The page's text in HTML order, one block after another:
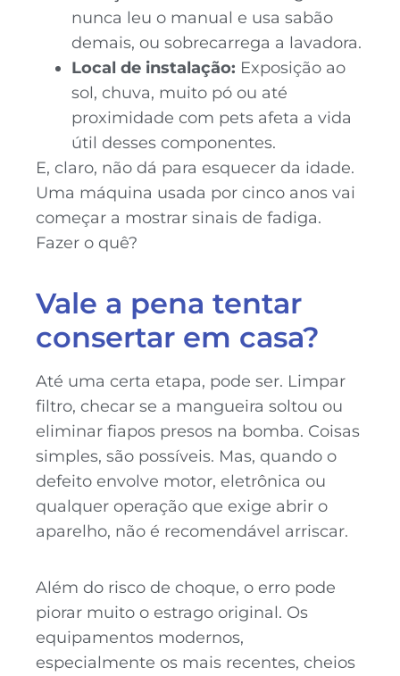
nunca leu o manual e usa sabão
demais, ou sobrecarrega a lavadora.
Local de instalação: Exposição ao
sol, chuva, muito pó ou até
proximidade com pets afeta a vida
útil desses componentes.
E, claro, não dá para esquecer da idade.
Uma máquina usada por cinco anos vai
começar a mostrar sinais de fadiga.
Fazer o quê?
Vale a pena tentar
consertar em casa?
Até uma certa etapa, pode ser. Limpar
filtro, checar se a mangueira soltou ou
eliminar fiapos presos na bomba. Coisas
simples, são possíveis. Mas, quando o
defeito envolve motor, eletrônica ou
qualquer operação que exige abrir o
aparelho, não é recomendável arriscar.
Além do risco de choque, o erro pode
piorar muito o estrago original. Os
equipamentos modernos,
especialmente os mais recentes, cheios